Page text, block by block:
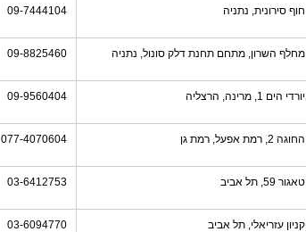
חוף סירונית, נתניה 09-7444104
מחלף השרון, מתחם תחנת דלק סונול, נתניה 09-8825460
יורדי הים 1, מרינה, הרצליה 09-9560404
החוגה 2, רמת אפעל, רמת גן 077-4070604
טאגור 59, תל אביב 03-6412753
קניון עזריאלי, תל אביב 03-6094770